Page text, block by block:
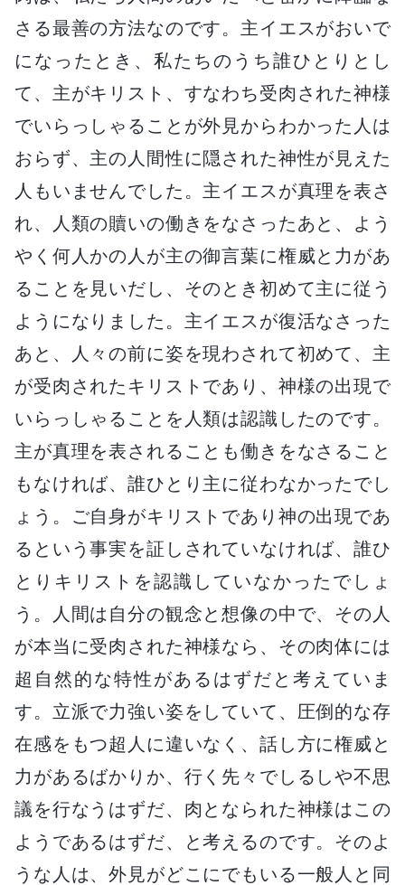
さる最善の方法なのです。主イエスがおいで
になったとき、私たちのうち誰ひとりとし
て、主がキリスト、すなわち受肉された神様
でいらっしゃることが外見からわかった人は
おらず、主の人間性に隠された神性が見えた
人もいませんでした。主イエスが真理を表さ
れ、人類の贖いの働きをなさったあと、よう
やく何人かの人が主の御言葉に権威と力があ
ることを見いだし、そのとき初めて主に従う
ようになりました。主イエスが復活なさった
あと、人々の前に姿を現わされて初めて、主
が受肉されたキリストであり、神様の出現で
いらっしゃることを人類は認識したのです。
主が真理を表されることも働きをなさること
もなければ、誰ひとり主に従わなかったでし
ょう。ご自身がキリストであり神の出現であ
るという事実を証しされていなければ、誰ひ
とりキリストを認識していなかったでしょ
う。人間は自分の観念と想像の中で、その人
が本当に受肉された神様なら、その肉体には
超自然的な特性があるはずだと考えていま
す。立派で力強い姿をしていて、圧倒的な存
在感をもつ超人に違いなく、話し方に権威と
力があるばかりか、行く先々でしるしや不思
議を行なうはずだ、肉となられた神様はこの
ようであるはずだ、と考えるのです。そのよ
うな人は、外見がどこにでもいる一般人と同